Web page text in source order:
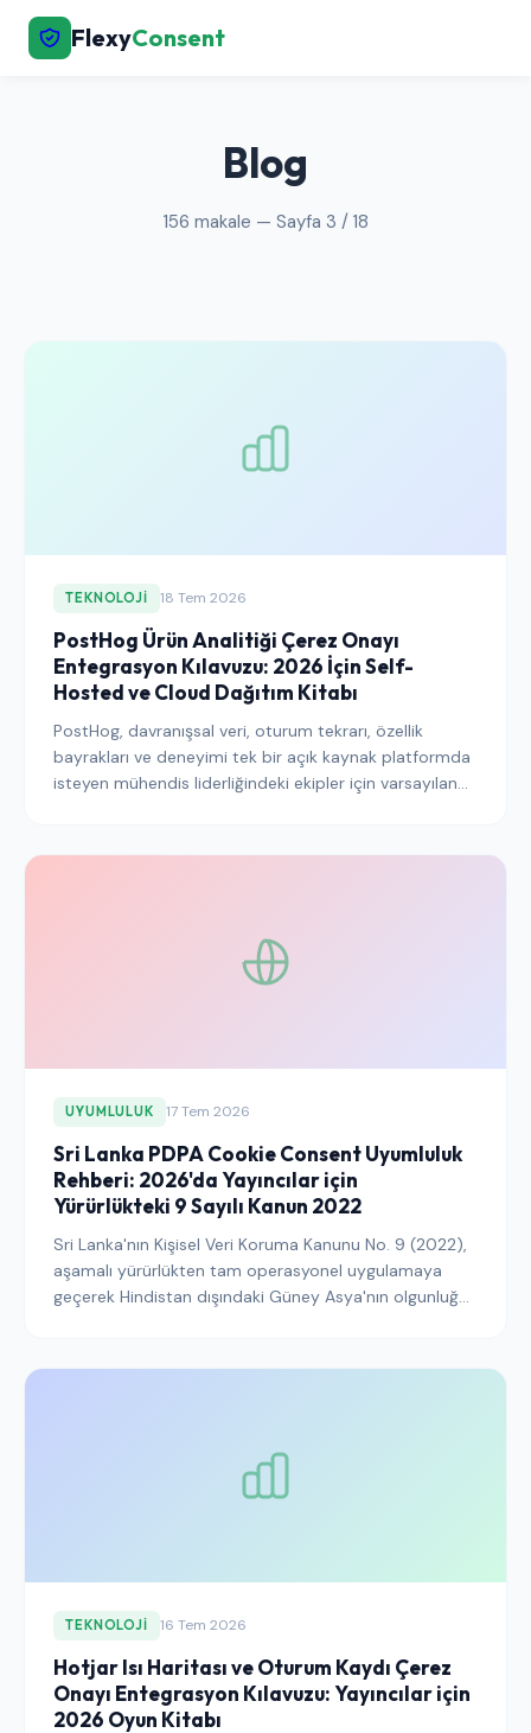
FlexyConsent
← Ana Sayfaya Dön
Blog
156 makale — Sayfa 3 / 18
TEKNOLOJI 18 Tem 2026
PostHog Ürün Analitiği Çerez Onayı
Entegrasyon Kılavuzu: 2026 İçin Self-
Hosted ve Cloud Dağıtım Kitabı
PostHog, davranışsal veri, oturum tekrarı, özellik
bayrakları ve deneyimi tek bir açık kaynak platformda
isteyen mühendis liderliğindeki ekipler için varsayılan
yükümlülüğünü de yoğunlaştırıyor. Bu kılavuz, hem
PostHog'u bir Onay Yönetim Platformuna doğru
şekilde nasıl bağlayacağınızı açıklıyor.
UYUMLULUK 17 Tem 2026
Sri Lanka PDPA Cookie Consent Uyumluluk
Rehberi: 2026'da Yayıncılar için
Yürürlükteki 9 Sayılı Kanun 2022
Sri Lanka'nın Kişisel Veri Koruma Kanunu No. 9 (2022),
aşamalı yürürlükten tam operasyonel uygulamaya
geçerek Hindistan dışındaki Güney Asya'nın olgunluğa
bu trafiği hedefleyen yayıncıların çerez onayını, banner
tartışmalarına bağlayan sınır ötesi aktarım kurallarıyla
uyumlu hale getirmek için ne yapması gerektiğini
TEKNOLOJI 16 Tem 2026
Hotjar Isı Haritası ve Oturum Kaydı Çerez
Onayı Entegrasyon Kılavuzu: Yayıncılar için
2026 Oyun Kitabı